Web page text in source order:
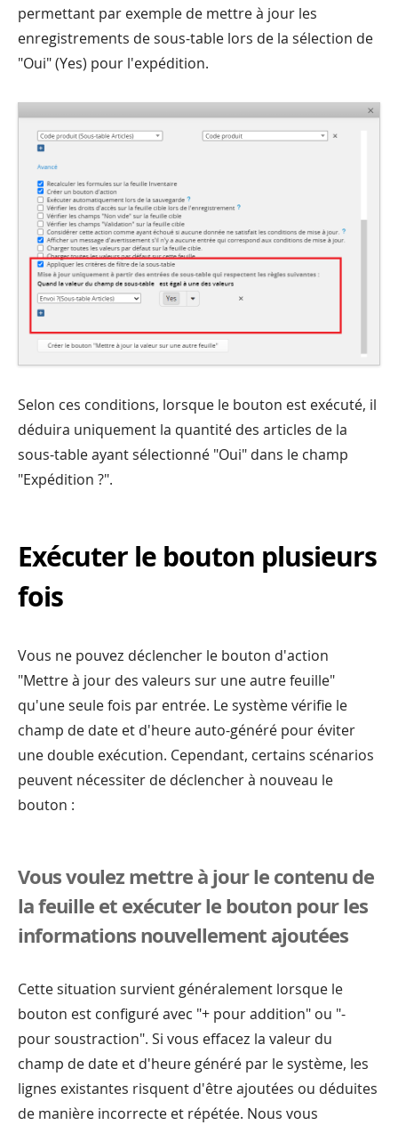
permettant par exemple de mettre à jour les
enregistrements de sous-table lors de la sélection de
"Oui" (Yes) pour l'expédition.
Selon ces conditions, lorsque le bouton est exécuté, il
déduira uniquement la quantité des articles de la
sous-table ayant sélectionné "Oui" dans le champ
"Expédition ?".
Exécuter le bouton plusieurs
fois
Vous ne pouvez déclencher le bouton d'action
"Mettre à jour des valeurs sur une autre feuille"
qu'une seule fois par entrée. Le système vérifie le
champ de date et d'heure auto-généré pour éviter
une double exécution. Cependant, certains scénarios
peuvent nécessiter de déclencher à nouveau le
bouton :
Vous voulez mettre à jour le contenu de
la feuille et exécuter le bouton pour les
informations nouvellement ajoutées
Cette situation survient généralement lorsque le
bouton est configuré avec "+ pour addition" ou "-
pour soustraction". Si vous effacez la valeur du
champ de date et d'heure généré par le système, les
lignes existantes risquent d'être ajoutées ou déduites
de manière incorrecte et répétée. Nous vous